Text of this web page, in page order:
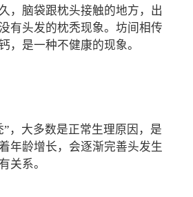
脑袋跟枕头接触的地方，出
有头发的枕秃现象。坊间相传
，是一种不健康的现象。
大多数是正常生理原因，是
年龄增长，会逐渐完善头发生
关系。